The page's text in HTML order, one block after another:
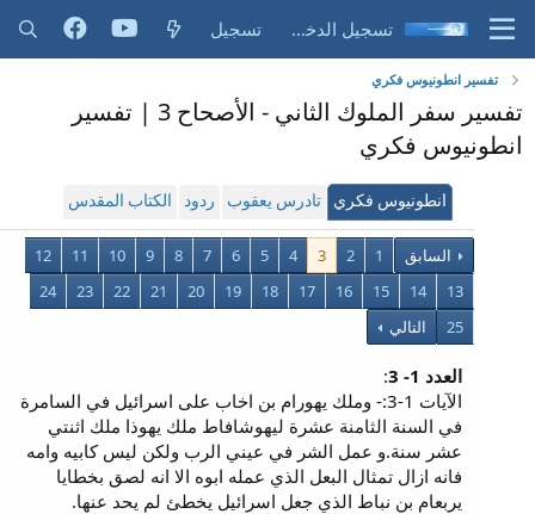
تسجيل الدخول تسجيل
تفسير انطونيوس فكري
تفسير سفر الملوك الثاني - الأصحاح 3 | تفسير
انطونيوس فكري
انطونيوس فكري تادرس يعقوب ردود الكتاب المقدس
السابق 1
2
3
4
5
6
7
8
9
10
11
12
13
14
15
16
17
18
19
20
21
22
23
24
25
التالي
العدد 1- 3
:
الآيات 1-3:- وملك يهورام بن اخاب على اسرائيل في السامرة
في السنة الثامنة عشرة ليهوشافاط ملك يهوذا ملك اثنتي
عشر سنة.و عمل الشر في عيني الرب ولكن ليس كابيه وامه
فانه ازال تمثال البعل الذي عمله ابوه الا انه لصق بخطايا
يربعام بن نباط الذي جعل اسرائيل يخطئ لم يحد عنها.